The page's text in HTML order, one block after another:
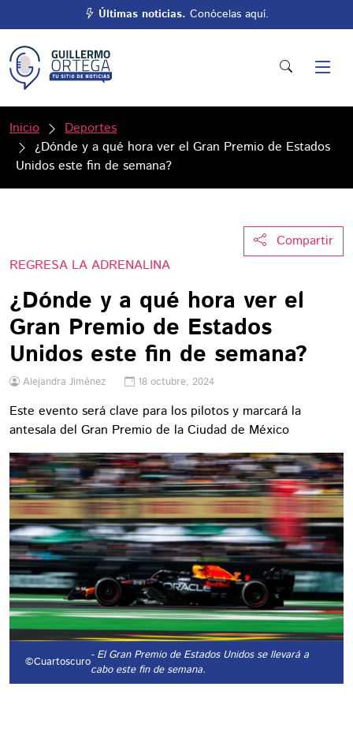
Últimas noticias. Conócelas aquí.
Inicio
Deportes
¿Dónde y a qué hora ver el Gran Premio de Estados
Unidos este fin de semana?
Compartir
REGRESA LA ADRENALINA
¿Dónde y a qué hora ver el
Gran Premio de Estados
Unidos este fin de semana?
Alejandra Jiménez 18 octubre, 2024
Este evento será clave para los pilotos y marcará la
antesala del Gran Premio de la Ciudad de México
©Cuartoscuro- El Gran Premio de Estados Unidos se llevará a
cabo este fin de semana.